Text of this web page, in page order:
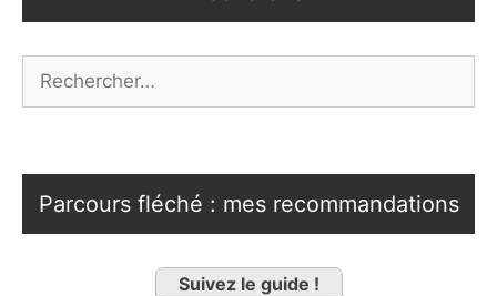
Parcours fléché : mes recommandations
Suivez le guide !